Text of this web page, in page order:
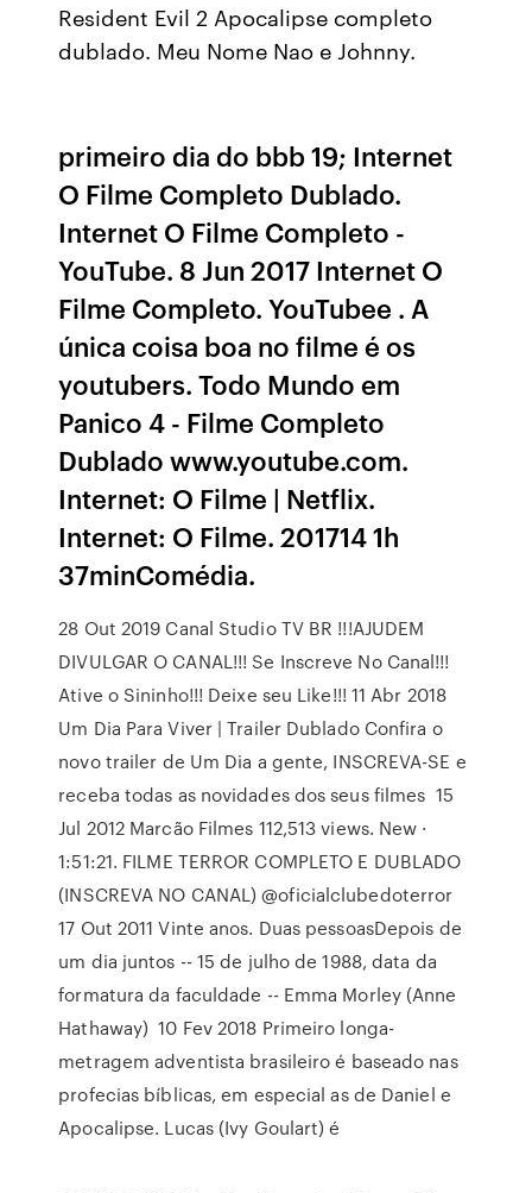
Resident Evil 2 Apocalipse completo
dublado. Meu Nome Nao e Johnny.
primeiro dia do bbb 19; Internet
O Filme Completo Dublado.
Internet O Filme Completo -
YouTube. 8 Jun 2017 Internet O
Filme Completo. YouTubee . A
única coisa boa no filme é os
youtubers. Todo Mundo em
Panico 4 - Filme Completo
Dublado www.youtube.com.
Internet: O Filme | Netflix.
Internet: O Filme. 201714 1h
37minComédia.
28 Out 2019 Canal Studio TV BR !!!AJUDEM
DIVULGAR O CANAL!!! Se Inscreve No Canal!!!
Ative o Sininho!!! Deixe seu Like!!! 11 Abr 2018
Um Dia Para Viver | Trailer Dublado Confira o
novo trailer de Um Dia a gente, INSCREVA-SE e
receba todas as novidades dos seus filmes 15
Jul 2012 Marcão Filmes 112,513 views. New ·
1:51:21. FILME TERROR COMPLETO E DUBLADO
(INSCREVA NO CANAL) @oficialclubedoterror
17 Out 2011 Vinte anos. Duas pessoasDepois de
um dia juntos -- 15 de julho de 1988, data da
formatura da faculdade -- Emma Morley (Anne
Hathaway) 10 Fev 2018 Primeiro longa-
metragem adventista brasileiro é baseado nas
profecias bíblicas, em especial as de Daniel e
Apocalipse. Lucas (Ivy Goulart) é